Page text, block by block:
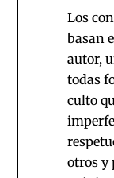
Los
basan
autor,
todas
culto
otros y